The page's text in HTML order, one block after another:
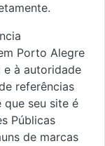
Porto Alegre
e à autoridade
referências
seu site é
Públicas
de marcas